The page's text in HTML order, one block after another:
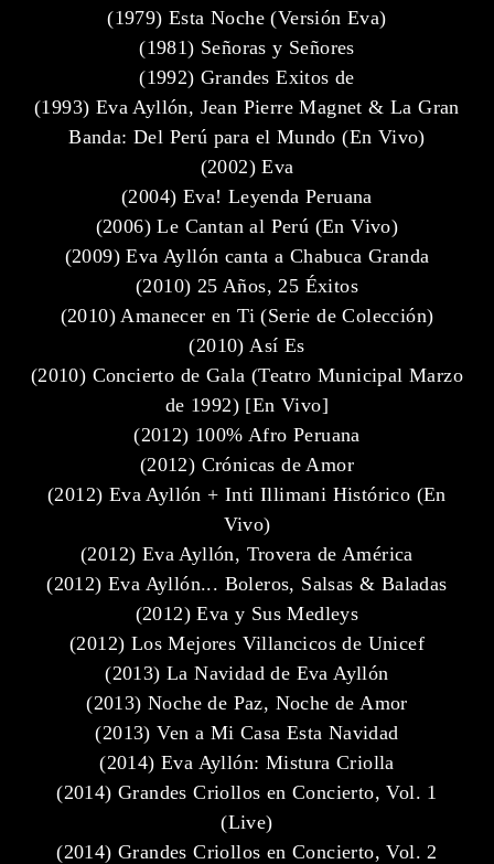
(1979) Esta Noche (Versión Eva)
(1981) Señoras y Señores
(1992) Grandes Exitos de
(1993) Eva Ayllón, Jean Pierre Magnet & La Gran
Banda: Del Perú para el Mundo (En Vivo)
(2002) Eva
(2004) Eva! Leyenda Peruana
(2006) Le Cantan al Perú (En Vivo)
(2009) Eva Ayllón canta a Chabuca Granda
(2010) 25 Años, 25 Éxitos
(2010) Amanecer en Ti (Serie de Colección)
(2010) Así Es
(2010) Concierto de Gala (Teatro Municipal Marzo
de 1992) [En Vivo]
(2012) 100% Afro Peruana
(2012) Crónicas de Amor
(2012) Eva Ayllón + Inti Illimani Histórico (En
Vivo)
(2012) Eva Ayllón, Trovera de América
(2012) Eva Ayllón... Boleros, Salsas & Baladas
(2012) Eva y Sus Medleys
(2012) Los Mejores Villancicos de Unicef
(2013) La Navidad de Eva Ayllón
(2013) Noche de Paz, Noche de Amor
(2013) Ven a Mi Casa Esta Navidad
(2014) Eva Ayllón: Mistura Criolla
(2014) Grandes Criollos en Concierto, Vol. 1
(Live)
(2014) Grandes Criollos en Concierto, Vol. 2